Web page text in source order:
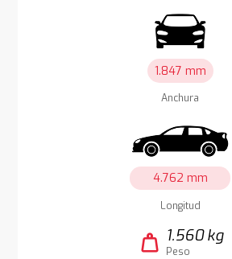
1.847 mm
Anchura
4.762 mm
Longitud
weight 1.560 kg
Peso